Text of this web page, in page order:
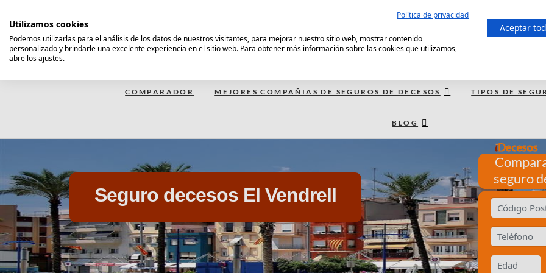
contenido
Comparador Seguro Decesos
COMPARADOR MEJORES COMPAÑIAS DE SEGUROS DE DECESOS TIPOS DE
BLOG
seguro
Seguro decesos El Vendrell
Política de privacidad
Utilizamos cookies
Podemos utilizarlas para el análisis de los datos de nuestros visitantes, para mejorar nuestro sitio web, mostrar contenido
personalizado y brindarle una excelente experiencia en el sitio web. Para obtener más información sobre las cookies que utilizamos,
abre los ajustes.
Aceptar